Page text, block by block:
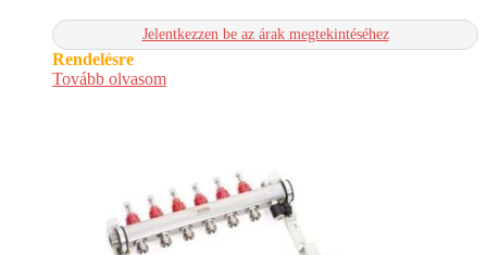
Jelentkezzen be az árak megtekintéséhez
Rendelésre
Tovább olvasom